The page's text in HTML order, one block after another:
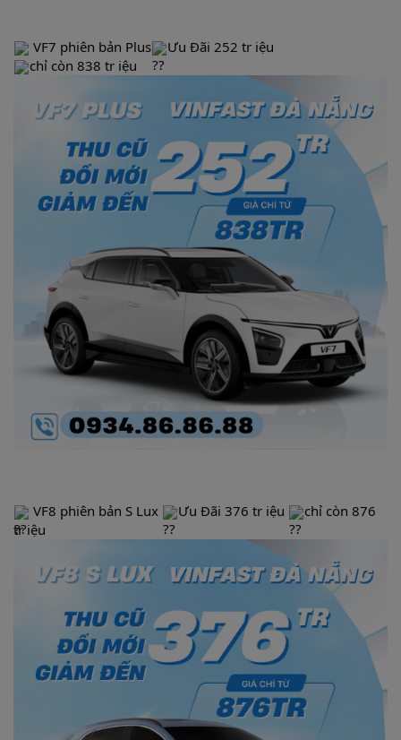
VF7 phiên bản Plus
Ưu Đãi 252 tr iệu
chỉ còn 838 tr iệu
VF8 phiên bản S Lux Ưu Đãi 376 tr iệu
chỉ còn 876
tr iệu